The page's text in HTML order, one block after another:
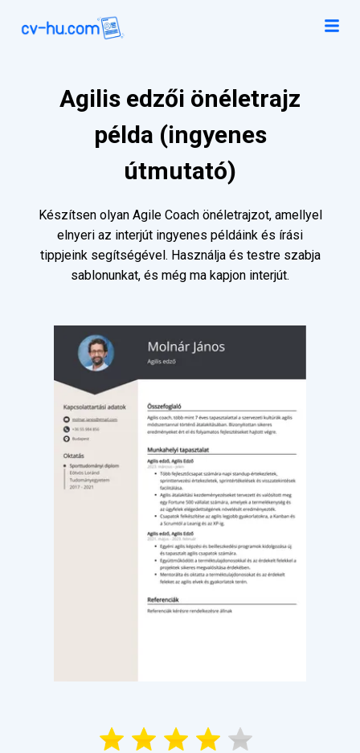
Agilis edzői önéletrajz
példa (ingyenes
útmutató)
Készítsen olyan Agile Coach önéletrajzot, amellyel
elnyeri az interjút ingyenes példáink és írási
tippjeink segítségével. Használja és testre szabja
sablonunkat, és még ma kapjon interjút.